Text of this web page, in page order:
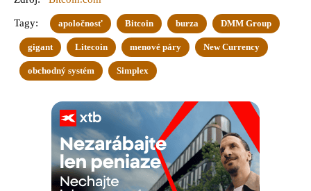
Tagy: apoločnosť Bitcoin burza DMM Group
gigant Litecoin menové páry New Currency
obchodný systém Simplex